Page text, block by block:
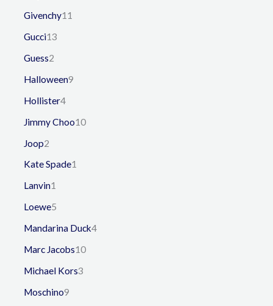
Givenchy11
Gucci13
Guess2
Halloween9
Hollister4
Jimmy Choo10
Joop2
Kate Spade1
Lanvin1
Loewe5
Mandarina Duck4
Marc Jacobs10
Michael Kors3
Moschino9